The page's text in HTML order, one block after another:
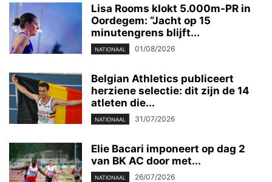
Lisa Rooms klokt 5.000m-PR in
Oordegem: “Jacht op 15
minutengrens blijft...
NATIONAAL 01/08/2026
Belgian Athletics publiceert
herziene selectie: dit zijn de 14
atleten die...
NATIONAAL 31/07/2026
Elie Bacari imponeert op dag 2
van BK AC door met...
NATIONAAL 26/07/2026